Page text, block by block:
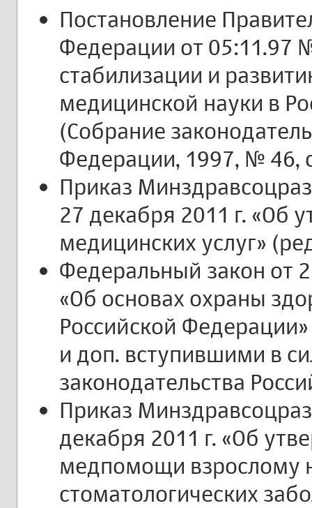
Постановление
Федерации от 05:11.97
стабилизации и
медицинской науки в
(Собрание
Федерации, 1997, № 46,
Приказ
27 декабря 2011 г. «Об
медицинских услуг»
Федеральный закон от
«Об основах охраны
Российской
и доп. вступившими в
законодательства
Приказ
декабря 2011 г. «Об
медпомощи взрослому
стоматологических